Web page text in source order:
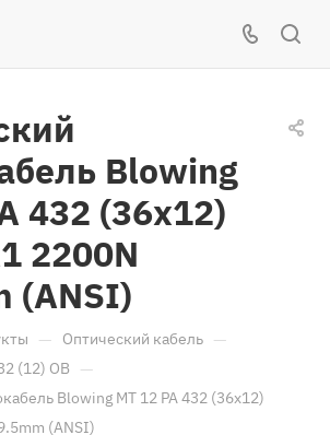
Blowing
432 (36x12)
2200N
(ANSI)
— Оптический кабель —
(12) ОВ —
Blowing MT 12 PA 432 (36x12)
(ANSI)